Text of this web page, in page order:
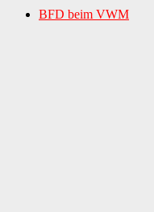
BFD beim VWM